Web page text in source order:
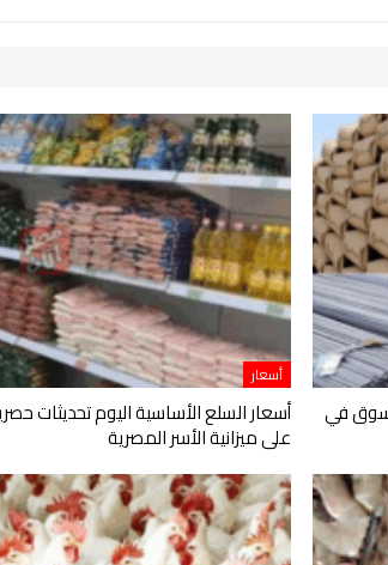
في
أسعار
أسعار السلع الأساسية اليوم تحديثات
على ميزانية الأسر المصرية